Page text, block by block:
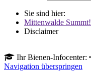
Sie sind hier:
Mittenwalde Summt!
Disclaimer
Ihr Bienen-Infocenter:
Navigation überspringen